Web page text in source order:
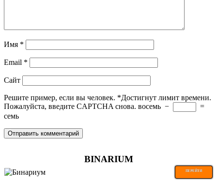
Имя *
Email *
Сайт
Решите пример, если вы человек. *Достигнут лимит времени.
Пожалуйста, введите CAPTCHA снова. восемь −
=
семь
BINARIUM
ПЕРЕЙТИ